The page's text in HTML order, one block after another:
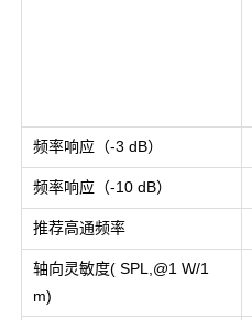
频率响应（-3 dB）
频率响应（-10 dB）
推荐高通频率
轴向灵敏度( SPL,@1 W/1
m)